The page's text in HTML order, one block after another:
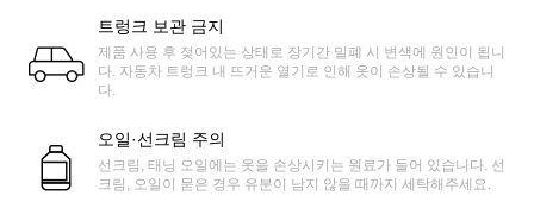
트렁크 보관 금지
제품 사용 후 젖어있는 상태로 장기간 밀폐 시 변색에 원인이 됩니
다. 자동차 트렁크 내 뜨거운 열기로 인해 옷이 손상될 수 있습니
다.
오일·선크림 주의
선크림, 태닝 오일에는 옷을 손상시키는 원료가 들어 있습니다. 선
크림, 오일이 묻은 경우 유분이 남지 않을 때까지 세탁해주세요.